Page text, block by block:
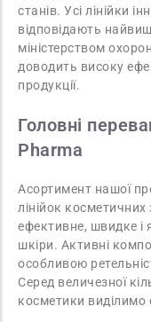
станів. Усі лінійки
відповідають
міністерством
доводить високу
продукції.
Головні
Pharma
Асортимент нашої
лінійок
ефективне, швидке і
шкіри. Активні
особливою
Серед величезної
косметики виділимо